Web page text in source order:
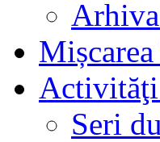
Seri